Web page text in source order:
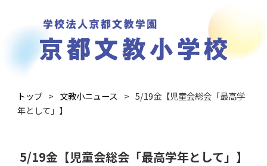
トップ 文教小ニュース
5/19金【児童会総会「最高学
年として」】
5/19金【児童会総会「最高学年として」】